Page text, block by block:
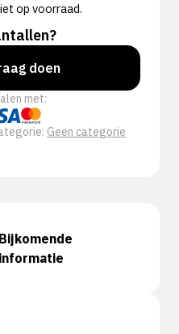
op voorraad.
doen
met:
Geen categorie
Bijkomende
informatie